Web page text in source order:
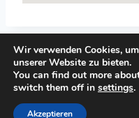
© 2026 Top-
Wir verwenden Cookies,
unserer Website zu bieten.
You can find out more
switch them off in settings.
Akzeptieren